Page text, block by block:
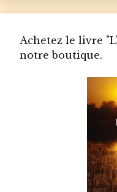
Achetez le livre
notre boutique.